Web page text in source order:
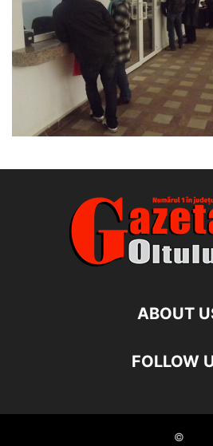
ABOUT
FOLLOW
©